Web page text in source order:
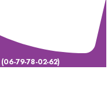
(06-79-78-02-62)